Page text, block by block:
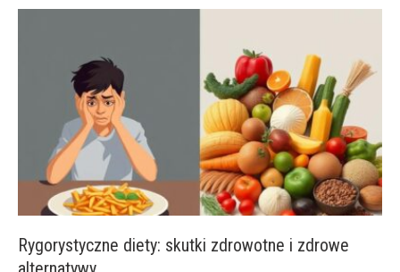
Rygorystyczne diety: skutki zdrowotne i zdrowe